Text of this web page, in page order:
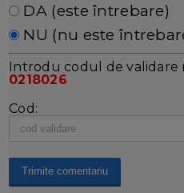
DA (este întrebare)
NU (nu este
Introdu codul de validare
0218026
Cod: